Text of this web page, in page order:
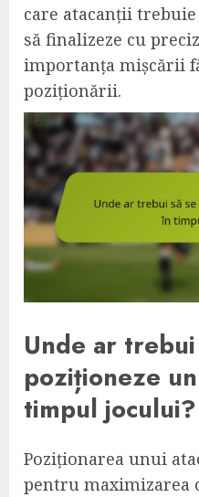
care atacanții
să finalizeze cu
importanța mișcării
poziționării.
Unde ar trebui
poziționeze
timpul jocului?
Poziționarea unui
pentru maximizarea